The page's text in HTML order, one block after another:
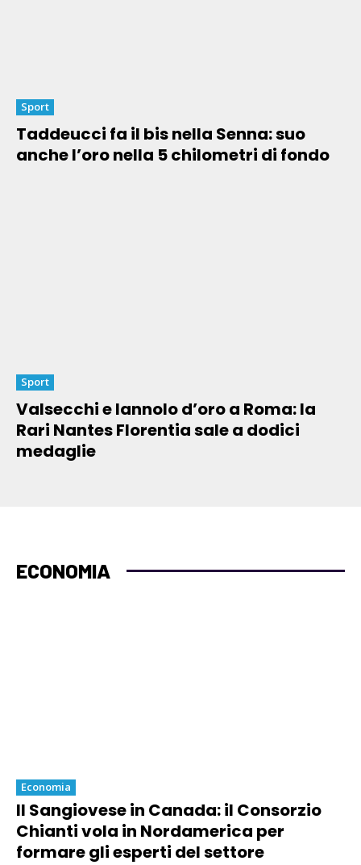
Sport
Taddeucci fa il bis nella Senna: suo
anche l’oro nella 5 chilometri di fondo
Sport
Valsecchi e Iannolo d’oro a Roma: la
Rari Nantes Florentia sale a dodici
medaglie
ECONOMIA
Economia
Il Sangiovese in Canada: il Consorzio
Chianti vola in Nordamerica per
formare gli esperti del settore